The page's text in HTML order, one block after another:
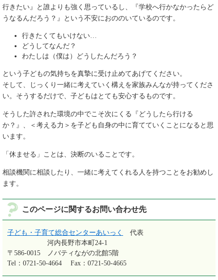
行きたい』と誰よりも強く思っているし、『学校へ行かなかったらど
うなるんだろう？』という不安におののいているのです。
行きたくてもいけない…
どうしてなんだ？
わたしは（僕は）どうしたんだろう？
という子どもの気持ちを真摯に受け止めてあげてください。
そして、じっくり一緒に考えていく構えを家族みんなが持ってくださ
い。そうするだけで、子どもはとても安心するものです。
そうした許された環境の中でこそ次にくる『どうしたら行ける
か？』、＜考える力＞を子ども自身の中に育てていくことになると思
います。
「休ませる」ことは、決断のいることです。
相談機関に相談したり、一緒に考えてくれる人を持つことをお勧めし
ます。
このページに関するお問い合わせ先
子ども・子育て総合センターあいっく 代表
〒586-0015
河内長野市本町24-1
ノバティながの北館5階
Tel：0721-50-4664
Fax：0721-50-4665